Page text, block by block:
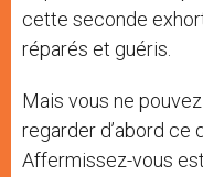
cette seconde
réparés et guéris.
Mais vous ne
regarder d’abord ce
Affermissez-vous